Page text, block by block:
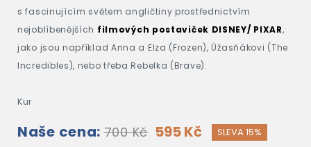
s fascinujícím světem angličtiny prostřednictvím
nejoblíbenějších filmových postaviček DISNEY/ PIXAR,
jako jsou například Anna a Elza (Frozen), Úžasňákovi (The
Incredibles), nebo třeba Rebelka (Brave).
Kur
Naše cena: 700 Kč 595 Kč SLEVA 15%